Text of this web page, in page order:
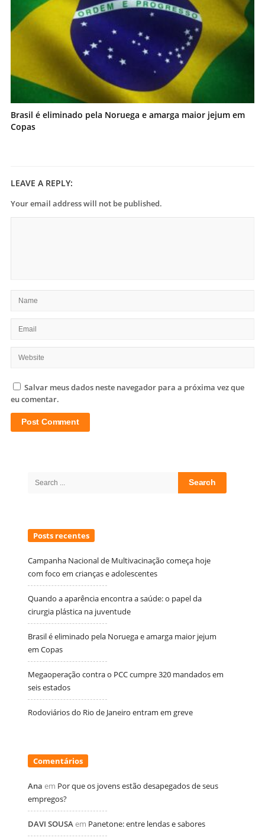
Brasil é eliminado pela Noruega e amarga maior jejum em
Copas
LEAVE A REPLY:
Your email address will not be published.
Salvar meus dados neste navegador para a próxima vez que
eu comentar.
Posts recentes
Campanha Nacional de Multivacinação começa hoje
com foco em crianças e adolescentes
Quando a aparência encontra a saúde: o papel da
cirurgia plástica na juventude
Brasil é eliminado pela Noruega e amarga maior jejum
em Copas
Megaoperação contra o PCC cumpre 320 mandados em
seis estados
Rodoviários do Rio de Janeiro entram em greve
Comentários
Ana em Por que os jovens estão desapegados de seus
empregos?
DAVI SOUSA em Panetone: entre lendas e sabores